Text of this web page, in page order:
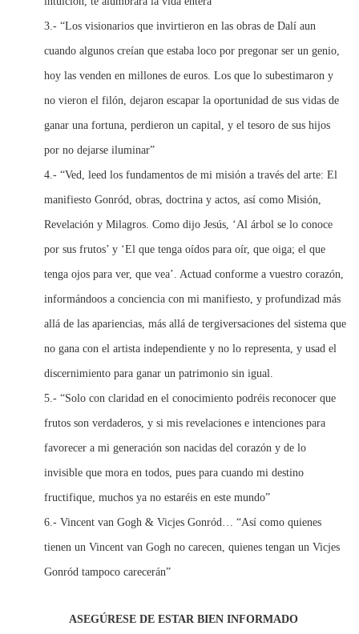
3.- “Los visionarios que invirtieron en las obras de Dalí aun
cuando algunos creían que estaba loco por pregonar ser un genio,
hoy las venden en millones de euros. Los que lo subestimaron y
no vieron el filón, dejaron escapar la oportunidad de sus vidas de
ganar una fortuna, perdieron un capital, y el tesoro de sus hijos
por no dejarse iluminar”
4.- “Ved, leed los fundamentos de mi misión a través del arte: El
manifiesto Gonród, obras, doctrina y actos, así como Misión,
Revelación y Milagros. Como dijo Jesús, ‘Al árbol se lo conoce
por sus frutos’ y ‘El que tenga oídos para oír, que oiga; el que
tenga ojos para ver, que vea’. Actuad conforme a vuestro corazón,
informándoos a conciencia con mi manifiesto, y profundizad más
allá de las apariencias, más allá de tergiversaciones del sistema que
no gana con el artista independiente y no lo representa, y usad el
discernimiento para ganar un patrimonio sin igual.
5.- “Solo con claridad en el conocimiento podréis reconocer que
frutos son verdaderos, y si mis revelaciones e intenciones para
favorecer a mi generación son nacidas del corazón y de lo
invisible que mora en todos, pues para cuando mi destino
fructifique, muchos ya no estaréis en este mundo”
6.- Vincent van Gogh & Vicjes Gonród… “Así como quienes
tienen un Vincent van Gogh no carecen, quienes tengan un Vicjes
Gonród tampoco carecerán”
ASEGÚRESE DE ESTAR BIEN INFORMADO